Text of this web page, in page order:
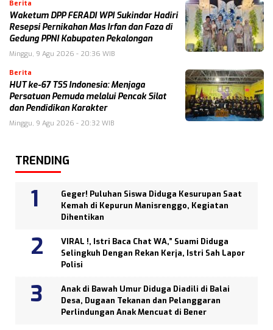
Berita
Waketum DPP FERADI WPI Sukindar Hadiri
Resepsi Pernikahan Mas Irfan dan Faza di
Gedung PPNI Kabupaten Pekalongan
Minggu, 9 Agu 2026 - 20:36 WIB
Berita
HUT ke-67 TSS Indonesia: Menjaga
Persatuan Pemuda melalui Pencak Silat
dan Pendidikan Karakter
Minggu, 9 Agu 2026 - 20:32 WIB
TRENDING
Geger! Puluhan Siswa Diduga Kesurupan Saat
Kemah di Kepurun Manisrenggo, Kegiatan
Dihentikan
VIRAL !, Istri Baca Chat WA,” Suami Diduga
Selingkuh Dengan Rekan Kerja, Istri Sah Lapor
Polisi
Anak di Bawah Umur Diduga Diadili di Balai
Desa, Dugaan Tekanan dan Pelanggaran
Perlindungan Anak Mencuat di Bener